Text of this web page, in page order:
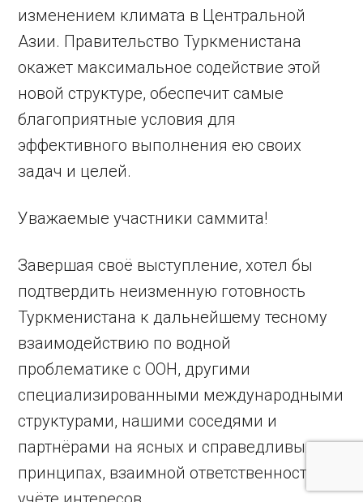
изменением климата в Центральной
Азии. Правительство Туркменистана
окажет максимальное содействие этой
новой структуре, обеспечит самые
благоприятные условия для
эффективного выполнения ею своих
задач и целей.
Уважаемые участники саммита!
Завершая своё выступление, хотел бы
подтвердить неизменную готовность
Туркменистана к дальнейшему тесному
взаимодействию по водной
проблематике с ООН, другими
специализированными международными
структурами, нашими соседями и
партнёрами на ясных и справедливых
принципах, взаимной ответственности и